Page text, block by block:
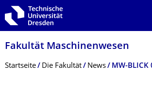
Zur Hauptnavigation springen
Zur Suche springen
Zum Inhalt springen
Fakultät Maschinenwesen
Breadcrumb-Menü
Startseite Die Fakultät News MW-BLICK